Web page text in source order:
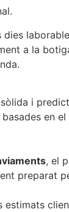
a la
i
basades en
, el
preparat
estimats